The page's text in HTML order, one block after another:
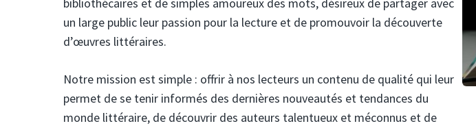
un large public leur passion pour la lecture et de promouvoir la découverte
d’œuvres littéraires.
Notre mission est simple : offrir à nos lecteurs un contenu de qualité qui leur
permet de se tenir informés des dernières nouveautés et tendances du
monde littéraire, de découvrir des auteurs talentueux et méconnus et de